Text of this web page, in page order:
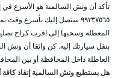
تأكد أن ونش السالمية هو الأسرع
المعطلة وسحبها إلى اقرب كراج
بنقل سيارتك إليه. كن واثقا أن ونش
العاطلة داخل المحافظة أو بين
هل يستطيع ونش السالمية إنقاذ كافة